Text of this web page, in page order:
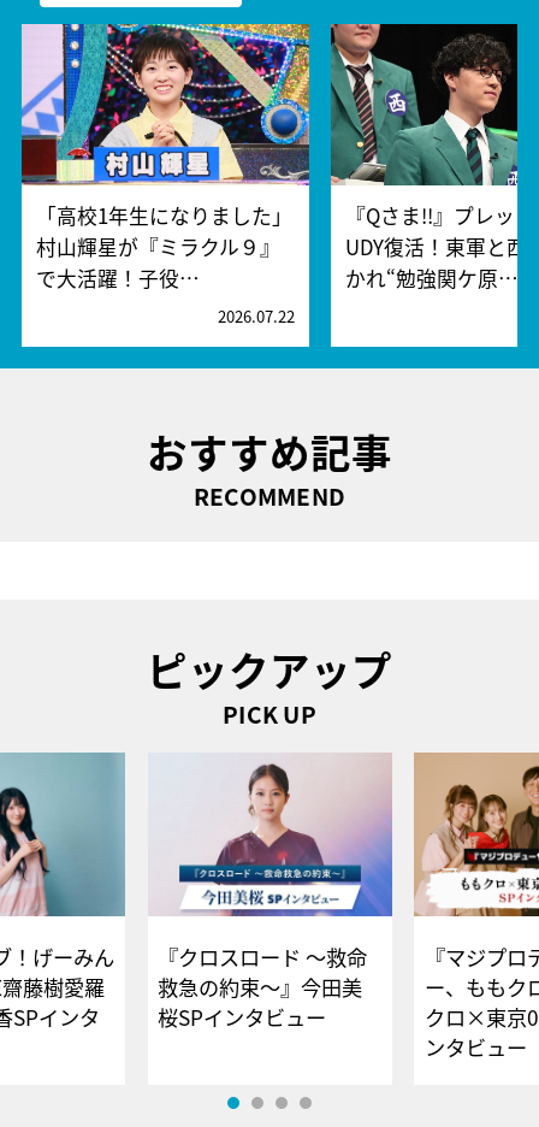
「高校1年生になりました」
村山輝星が『ミラクル９』
で大活躍！子役…
2026.07.22
『Qさま!!』プレッ
UDY復活！東軍と西
かれ“勉強関ケ原…
おすすめ記事
RECOMMEND
ピックアップ
PICK UP
！げーみん
藤樹愛羅
SPインタ
『クロスロード ～救命
救急の約束～』今田美
桜SPインタビュー
『マジプロ
ー、ももク
クロ×東京
ンタビュー